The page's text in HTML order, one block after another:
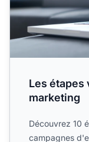
Les étapes
marketing
Découvrez 10
campagnes